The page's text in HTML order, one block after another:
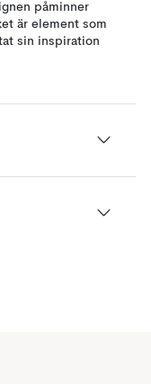
påminner
är element som
sin inspiration